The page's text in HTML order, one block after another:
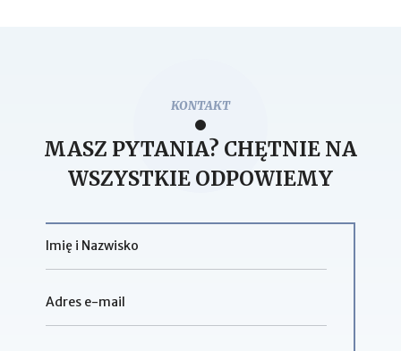
KONTAKT
MASZ PYTANIA? CHĘTNIE NA
WSZYSTKIE ODPOWIEMY